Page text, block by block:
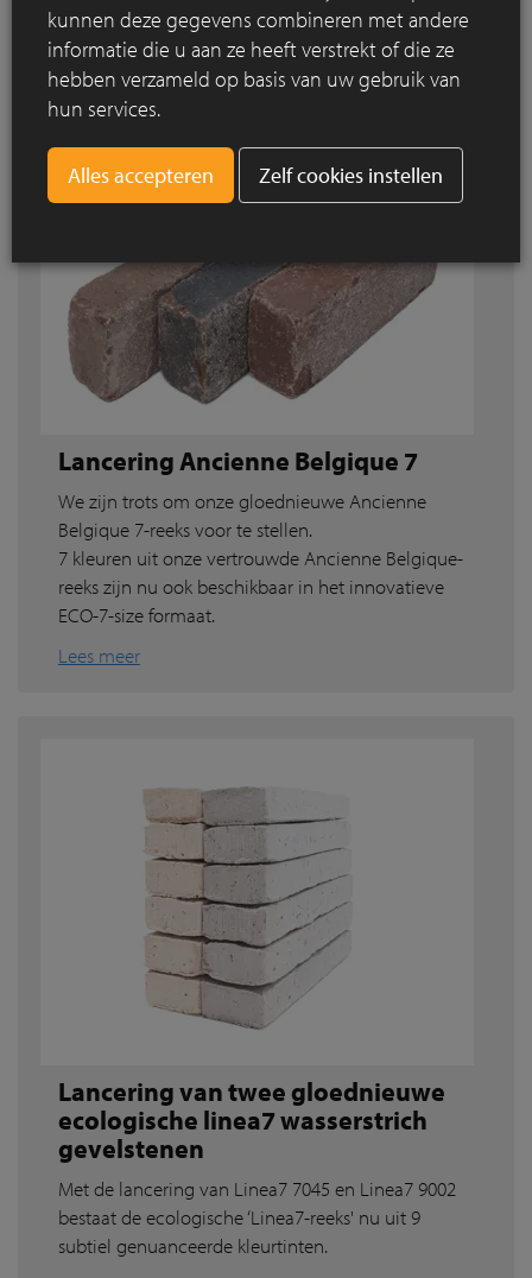
Lees meer
Lancering Ancienne Belgique 7
We zijn trots om onze gloednieuwe Ancienne
Belgique 7-reeks voor te stellen.
7 kleuren uit onze vertrouwde Ancienne Belgique-
reeks zijn nu ook beschikbaar in het innovatieve
ECO-7-size formaat.
Lees meer
Lancering van twee gloednieuwe
ecologische linea7 wasserstrich
gevelstenen
Met de lancering van Linea7 7045 en Linea7 9002
bestaat de ecologische ‘Linea7-reeks' nu uit 9
subtiel genuanceerde kleurtinten.
kunnen deze gegevens combineren met andere
informatie die u aan ze heeft verstrekt of die ze
hebben verzameld op basis van uw gebruik van
hun services.
Zelf cookies instellen